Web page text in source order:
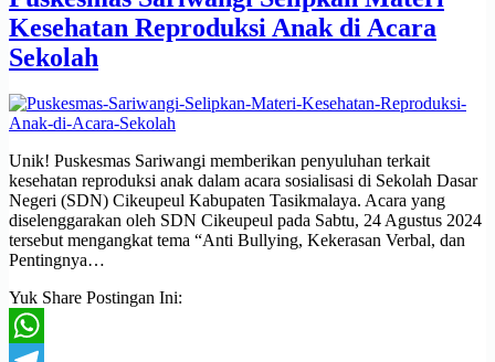
Kesehatan Reproduksi Anak di Acara
Sekolah
Unik! Puskesmas Sariwangi memberikan penyuluhan terkait
kesehatan reproduksi anak dalam acara sosialisasi di Sekolah Dasar
Negeri (SDN) Cikeupeul Kabupaten Tasikmalaya. Acara yang
diselenggarakan oleh SDN Cikeupeul pada Sabtu, 24 Agustus 2024
tersebut mengangkat tema “Anti Bullying, Kekerasan Verbal, dan
Pentingnya…
Yuk Share Postingan Ini: